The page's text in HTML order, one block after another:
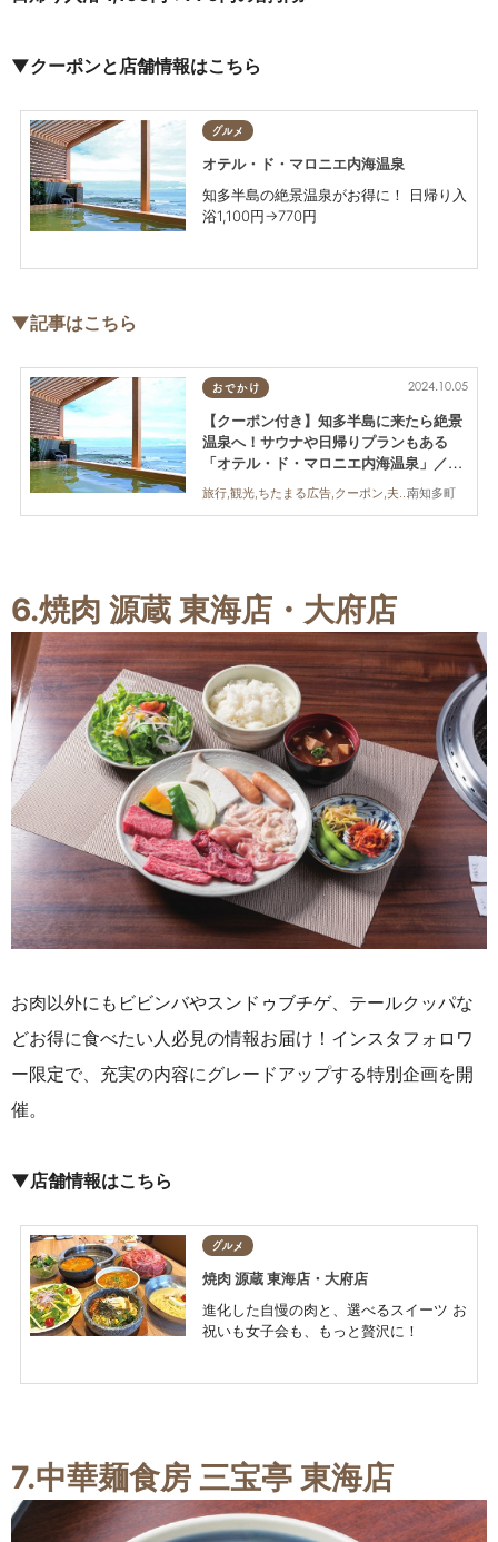
▼クーポンと 店舗情報はこちら
グルメ
オテル・ド・マロニエ内海温泉
知多半島の絶景温泉がお得に！ 日帰り入
浴1,100円→770円
▼記事はこちら
おでかけ
南知多町
2024.10.05
【クーポン付き】知多半島に来たら絶景
温泉へ！サウナや日帰りプランもある
「オテル・ド・マロニエ内海温泉」／ち
たまる広告
旅行,観光,ちたまる広告,クーポン,夫婦,家族
6.焼肉 源蔵 東海店・大府店
お肉以外にもビビンバやスンドゥブチゲ、テールクッパな
どお得に食べたい人必見の情報お届け！インスタフォロワ
ー限定で、充実の内容にグレードアップする特別企画を開
催。
▼店舗情報はこちら
グルメ
焼肉 源蔵 東海店・大府店
進化した自慢の肉と、選べるスイーツ お
祝いも女子会も、もっと贅沢に！
7.中華麺食房 三宝亭 東海店